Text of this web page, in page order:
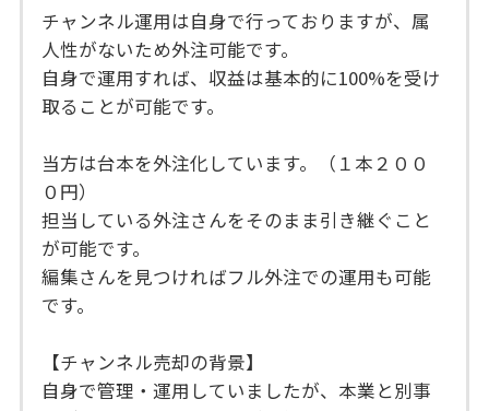
チャンネル運用は自身で行っておりますが、属
人性がないため外注可能です。
自身で運用すれば、収益は基本的に100%を受け
取ることが可能です。
当方は台本を外注化しています。（１本２００
０円）
担当している外注さんをそのまま引き継ぐこと
が可能です。
編集さんを見つければフル外注での運用も可能
です。
【チャンネル売却の背景】
自身で管理・運用していましたが、本業と別事